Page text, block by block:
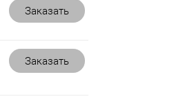
Заказать
Заказать